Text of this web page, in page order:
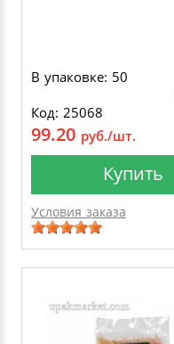
В упаковке: 50
Код: 25068
99.20 руб./шт.
Купить
Условия заказа